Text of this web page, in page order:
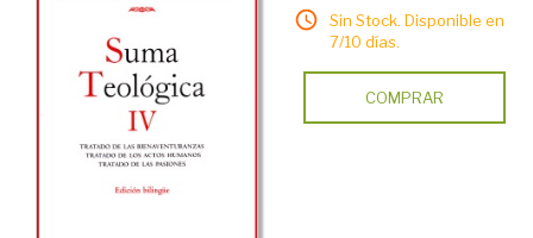
Sin Stock. Disponible en
7/10 días.
COMPRAR